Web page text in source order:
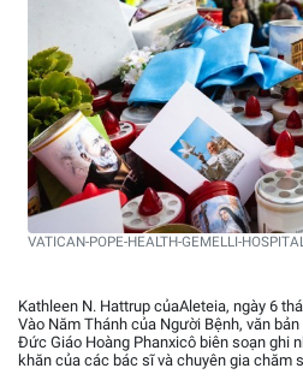
VATICAN-POPE-HEALTH-GEMELLI-
Kathleen N. Hattrup củaAleteia, ngày 6
Vào Năm Thánh của Người Bệnh, văn
Đức Giáo Hoàng Phanxicô biên soạn ghi
khăn của các bác sĩ và chuyên gia chăm